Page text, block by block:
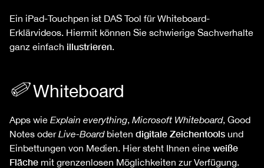
Ein iPad-Touchpen ist DAS Tool für Whiteboard-
Erklärvideos. Hiermit können Sie schwierige Sachverhalte
ganz einfach illustrieren
Whiteboard
Apps wie Explain everything Microsoft Whiteboard, Good
Notes oderLive-Boardbieten digitale Zeichentools und
Einbettungen von Medien. Hier steht Ihnen eine weiße
Fläche mit grenzenlosen Möglichkeiten zur Verfügung.